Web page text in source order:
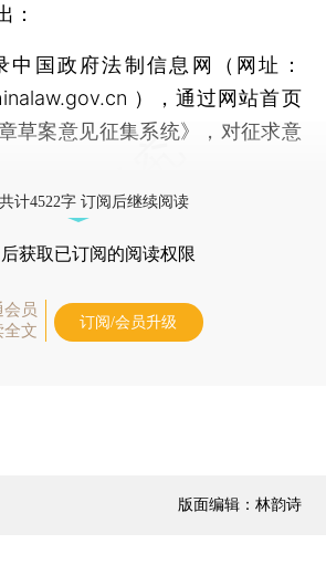
：
国政府法制信息网（网址：
），通过网站首页
草案意见征集系统》，对征求意
计4522字 订阅后继续阅读
后获取已订阅的阅读权限
会员
全文
订阅/会员升级
版面编辑：林韵诗